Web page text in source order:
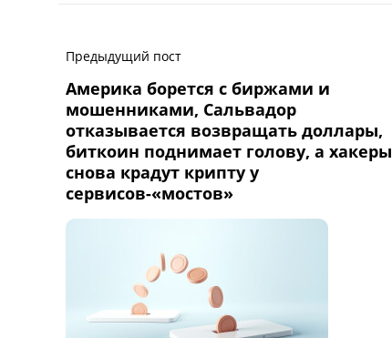
Предыдущий пост
Америка борется с биржами и
мошенниками, Сальвадор
отказывается возвращать доллары,
биткоин поднимает голову, а хакеры
снова крадут крипту у
сервисов-«мостов»